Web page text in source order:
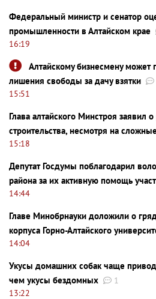
Федеральный министр и сенатор
промышленности в Алтайском крае
16:19
Алтайскому бизнесмену может
лишения свободы за дачу взятки
15:51
Глава алтайского Минстроя заявил
строительства, несмотря на
15:18
Депутат Госдумы поблагодарил
района за их активную помощь
14:44
Главе Минобрнауки доложили о
корпуса Горно-Алтайского
14:04
Укусы домашних собак чаще
чем укусы бездомных
1
13:22